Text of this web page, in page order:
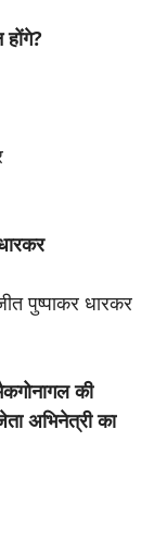
पुष्पाकर धारकर
की
अभिनेत्री का